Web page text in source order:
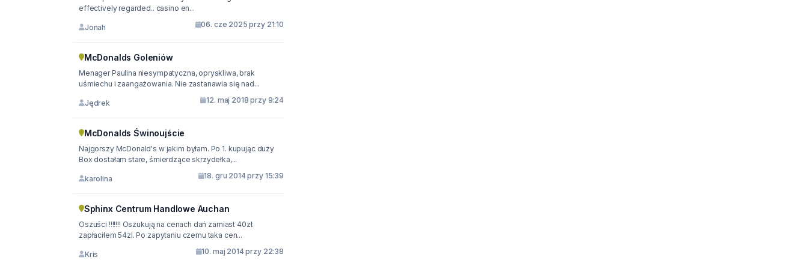
effectively regarded.. casino en...
Jonah 06. cze 2025 przy 21:10
McDonalds Goleniów
Menager Paulina niesympatyczna, opryskliwa, brak
uśmiechu i zaangażowania. Nie zastanawia się nad...
Jędrek 12. maj 2018 przy 9:24
McDonalds Świnoujście
Najgorszy McDonald's w jakim byłam. Po 1. kupując duży
Box dostałam stare, śmierdzące skrzydełka,...
karolina 18. gru 2014 przy 15:39
Sphinx Centrum Handlowe Auchan
Oszuści !!!!!!! Oszukują na cenach dań zamiast 40zł.
zapłaciłem 54zl. Po zapytaniu czemu taka cen...
Kris 10. maj 2014 przy 22:38